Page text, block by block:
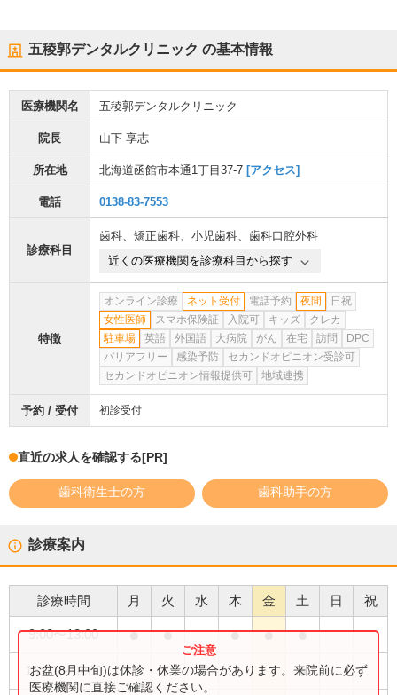
五稜郭デンタルクリニック の基本情報
医療機関名 五稜郭デンタルクリニック
院長 山下 享志
所在地 北海道函館市本通1丁目37-7 [アクセス]
電話 0138-83-7553
診療科目
歯科、 矯正歯科、 小児歯科、 歯科口腔外科
近くの医療機関を診療科目から探す
特徴
オンライン診療 ネット受付 電話予約 夜間
日祝
女性医師
スマホ保険証 入院可 キッズ
クレカ
駐車場
英語 外国語 大病院 がん 在宅 訪問
DPC
バリアフリー
感染予防
セカンドオピニオン受診可
セカンドオピニオン情報提供可
地域連携
予約 / 受付 初診受付
直近の求人を確認する[PR]
歯科衛生士の方 歯科助手の方
診療案内
診療時間 月 火 水 木 金 土 日 祝
9:00〜13:00 ● ● ● ● ●
15:00〜18:00 ●
お盆(8月中旬)は休診・休業の場合があります。来院前に必ず
医療機関に直接ご確認ください。